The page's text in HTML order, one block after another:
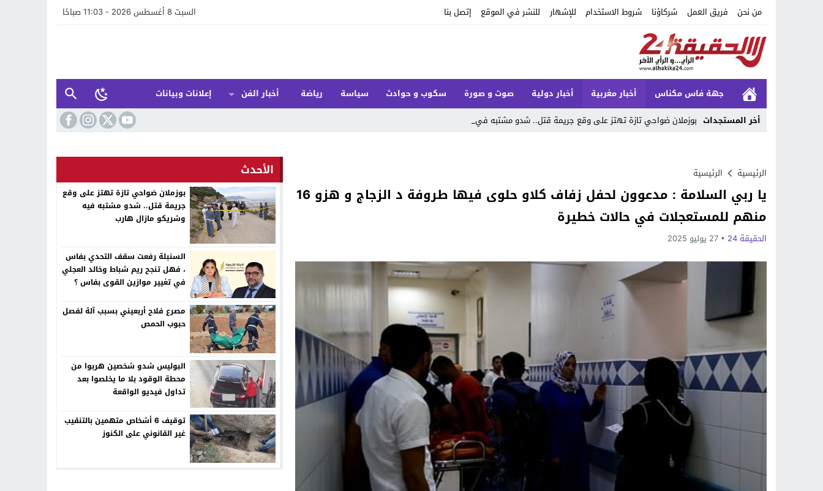
من نحن فريق العمل شركاؤنا شروط الاستخدام للإشهار للنشر في الموقع إتصل بنا السبت 8 أغسطس 2026 - 11:03 صباحًا
جهة فاس مكناس أخبار مغربية أخبار دولية صوت و صورة سكوب و حوادث سياسة رياضة أخبار الفن
إعلانات وبيانات
أخر المستجدات بوزملان ضواحي تازة تهتز على وقع جريمة قتل.. شدو مشتبه فيه وشريك _
Previous
Next
الرئيسية الرئيسية
يا ربي السلامة : مدعوون لحفل زفاف كلاو حلوى فيها طروفة د الزجاج و هزو 16
منهم للمستعجلات في حالات خطيرة
الحقيقة 24 27 يوليو 2025
الأحدث
بوزملان ضواحي تازة تهتز على وقع
جريمة قتل.. شدو مشتبه فيه
وشريكو مازال هارب
السنبلة رفعت سقف التحدي بفاس
، فهل تنجح ريم شباط وخالد العجلي
في تغيير موازين القوى بفاس ؟
مصرع فلاح أربعيني بسبب آلة لفصل
حبوب الحمص
البوليس شدو شخصين هربوا من
محطة الوقود بلا ما يخلصوا بعد
تداول فيديو الواقعة
توقيف 6 أشخاص متهمين بالتنقيب
غير القانوني على الكنوز